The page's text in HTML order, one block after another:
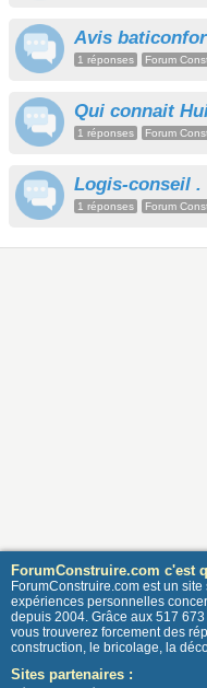
Avis
1 réponses Forum
Qui connait
1 réponses Forum
Logis-conseil .
1 réponses Forum
ForumConstruire.com c'est
ForumConstruire.com est un
expériences personnelles
depuis 2004. Grâce aux 517
vous trouverez forcement des
construction, le bricolage, la
Sites partenaires :